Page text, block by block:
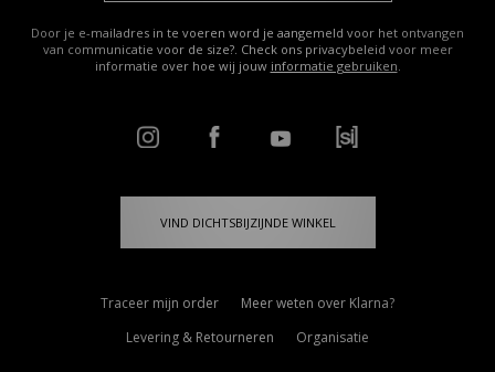
Door je e-mailadres in te voeren word je aangemeld voor het ontvangen
van communicatie voor de size?. Check ons privacybeleid voor meer
informatie over hoe wij jouw informatie gebruiken.
VIND DICHTSBIJZIJNDE WINKEL
Traceer mijn order
Meer weten over Klarna?
Levering & Retourneren
Organisatie